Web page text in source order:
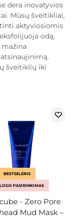
dera inovatyvios
Mūsų šveitikliai,
aktyviosiomis
odą,
šveitiklių iki
BESTSELERIS
PASIRINKIMAS
- Zero Pore
Mud Mask –